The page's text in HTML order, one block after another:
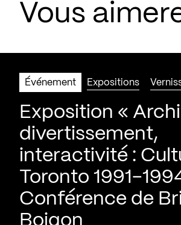
Vous
Événement Expositions
Exposition «
divertissement,
interactivité :
Toronto 1991-
Conférence de
Boigon